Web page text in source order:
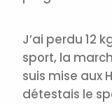
J’ai perdu 12
sport, la
suis mise aux
détestais le